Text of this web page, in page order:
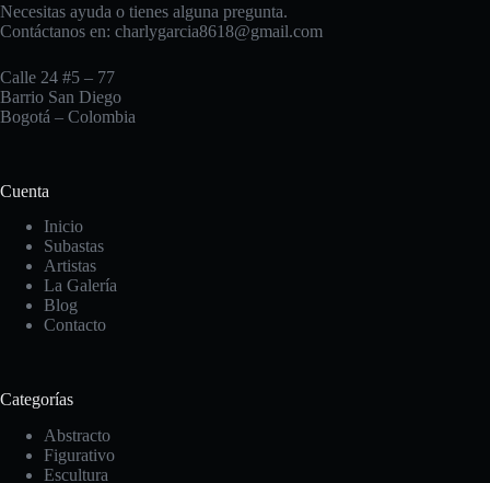
Necesitas ayuda o tienes alguna pregunta.
Contáctanos en: charlygarcia8618@gmail.com
Calle 24 #5 – 77
Barrio San Diego
Bogotá – Colombia
Cuenta
Inicio
Subastas
Artistas
La Galería
Blog
Contacto
Categorías
Abstracto
Figurativo
Escultura